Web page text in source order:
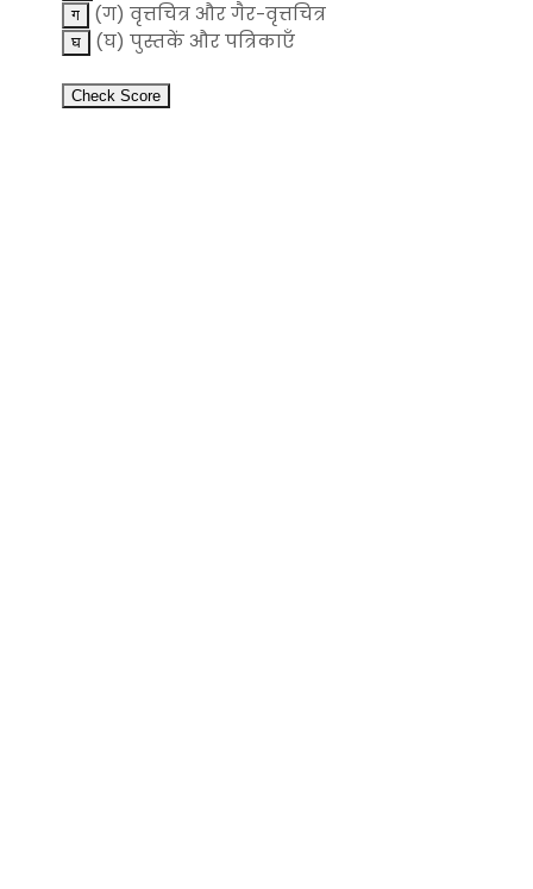
(ग) वृत्तचित्र और गैर-वृत्तचित्र
(घ) पुस्तकें और पत्रिकाएँ